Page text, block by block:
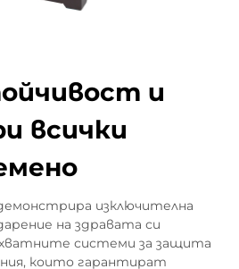
и
всички
изключителна
на здравата си
системи за защита
които гарантират